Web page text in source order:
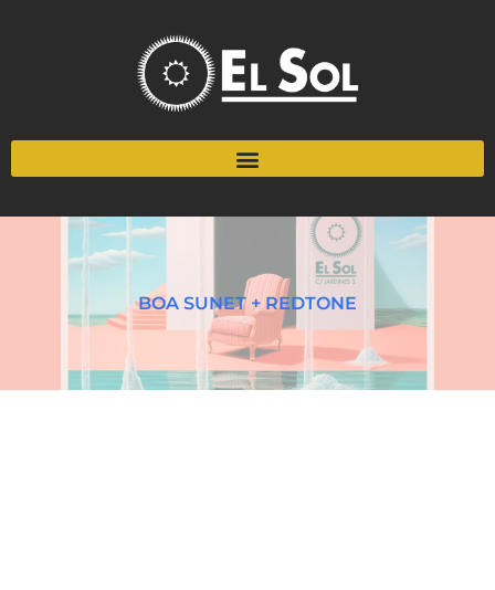
BOA SUNET + REDTONE